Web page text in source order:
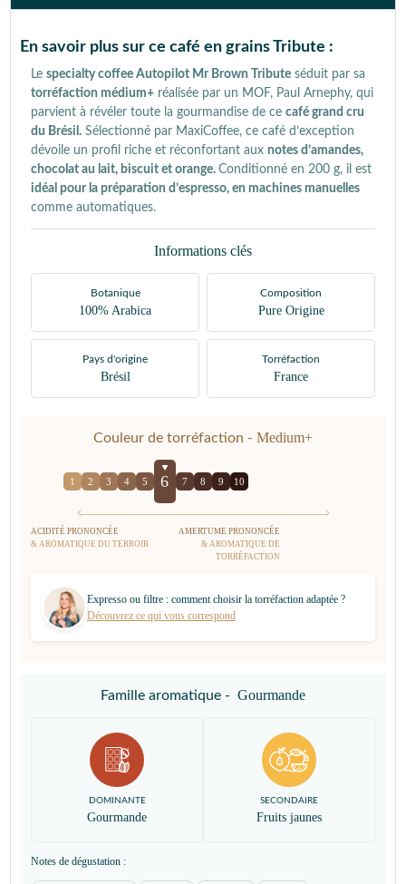
En savoir plus sur ce café en grains Tribute :
Le specialty coffee Autopilot Mr Brown Tribute séduit par sa
torréfaction médium+ réalisée par un MOF, Paul Arnephy, qui
parvient à révéler toute la gourmandise de ce café grand cru
du Brésil. Sélectionné par MaxiCoffee, ce café d’exception
dévoile un profil riche et réconfortant aux notes d’amandes,
chocolat au lait, biscuit et orange. Conditionné en 200 g, il est
idéal pour la préparation d’espresso, en machines manuelles
comme automatiques.
Informations clés
Botanique
100% Arabica
Composition
Pure Origine
Pays d'origine
Brésil
Torréfaction
France
Couleur de torréfaction - Medium+
1 2 3 4 5 6 7 8 9 10
ACIDITÉ PRONONCÉE
& AROMATIQUE DU TERROIR
AMERTUME PRONONCÉE
& AROMATIQUE DE
TORRÉFACTION
Expresso ou filtre : comment choisir la torréfaction adaptée ?
Découvrez ce qui vous correspond
Famille aromatique - Gourmande
DOMINANTE
Gourmande
SECONDAIRE
Fruits jaunes
Notes de dégustation :